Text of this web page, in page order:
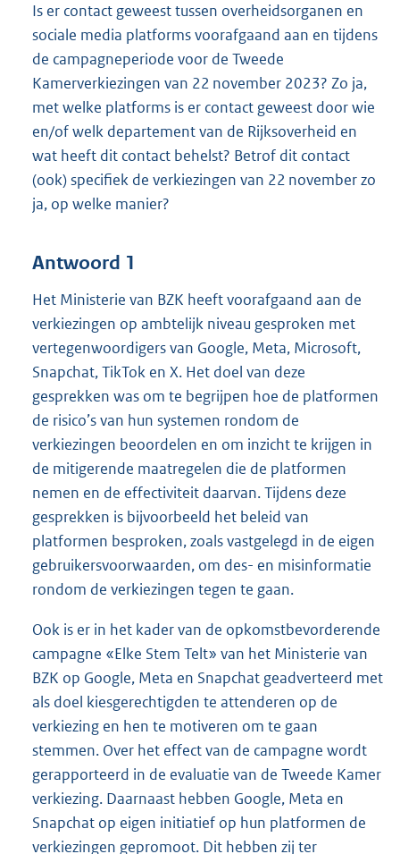
Is er contact geweest tussen overheidsorganen en
sociale media platforms voorafgaand aan en tijdens
de campagneperiode voor de Tweede
Kamerverkiezingen van 22 november 2023? Zo ja,
met welke platforms is er contact geweest door wie
en/of welk departement van de Rijksoverheid en
wat heeft dit contact behelst? Betrof dit contact
(ook) specifiek de verkiezingen van 22 november zo
ja, op welke manier?
Antwoord 1
Het Ministerie van BZK heeft voorafgaand aan de
verkiezingen op ambtelijk niveau gesproken met
vertegenwoordigers van Google, Meta, Microsoft,
Snapchat, TikTok en X. Het doel van deze
gesprekken was om te begrijpen hoe de platformen
de risico’s van hun systemen rondom de
verkiezingen beoordelen en om inzicht te krijgen in
de mitigerende maatregelen die de platformen
nemen en de effectiviteit daarvan. Tijdens deze
gesprekken is bijvoorbeeld het beleid van
platformen besproken, zoals vastgelegd in de eigen
gebruikersvoorwaarden, om des- en misinformatie
rondom de verkiezingen tegen te gaan.
Ook is er in het kader van de opkomstbevorderende
campagne «Elke Stem Telt» van het Ministerie van
BZK op Google, Meta en Snapchat geadverteerd met
als doel kiesgerechtigden te attenderen op de
verkiezing en hen te motiveren om te gaan
stemmen. Over het effect van de campagne wordt
gerapporteerd in de evaluatie van de Tweede Kamer
verkiezing. Daarnaast hebben Google, Meta en
Snapchat op eigen initiatief op hun platformen de
verkiezingen gepromoot. Dit hebben zij ter